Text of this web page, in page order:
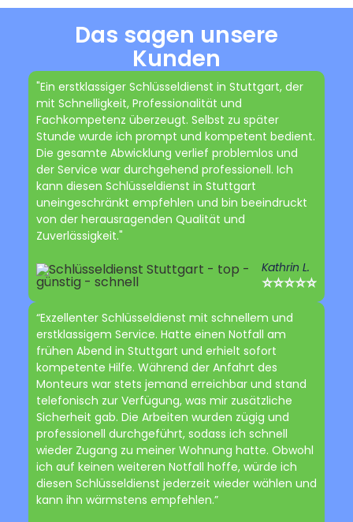
Das sagen unsere
Kunden
"Ein erstklassiger Schlüsseldienst in Stuttgart, der
mit Schnelligkeit, Professionalität und
Fachkompetenz überzeugt. Selbst zu später
Stunde wurde ich prompt und kompetent bedient.
Die gesamte Abwicklung verlief problemlos und
der Service war durchgehend professionell. Ich
kann diesen Schlüsseldienst in Stuttgart
uneingeschränkt empfehlen und bin beeindruckt
von der herausragenden Qualität und
Zuverlässigkeit."
Kathrin L.
⭐⭐⭐⭐⭐
“Exzellenter Schlüsseldienst mit schnellem und
erstklassigem Service. Hatte einen Notfall am
frühen Abend in Stuttgart und erhielt sofort
kompetente Hilfe. Während der Anfahrt des
Monteurs war stets jemand erreichbar und stand
telefonisch zur Verfügung, was mir zusätzliche
Sicherheit gab. Die Arbeiten wurden zügig und
professionell durchgeführt, sodass ich schnell
wieder Zugang zu meiner Wohnung hatte. Obwohl
ich auf keinen weiteren Notfall hoffe, würde ich
diesen Schlüsseldienst jederzeit wieder wählen und
kann ihn wärmstens empfehlen.”